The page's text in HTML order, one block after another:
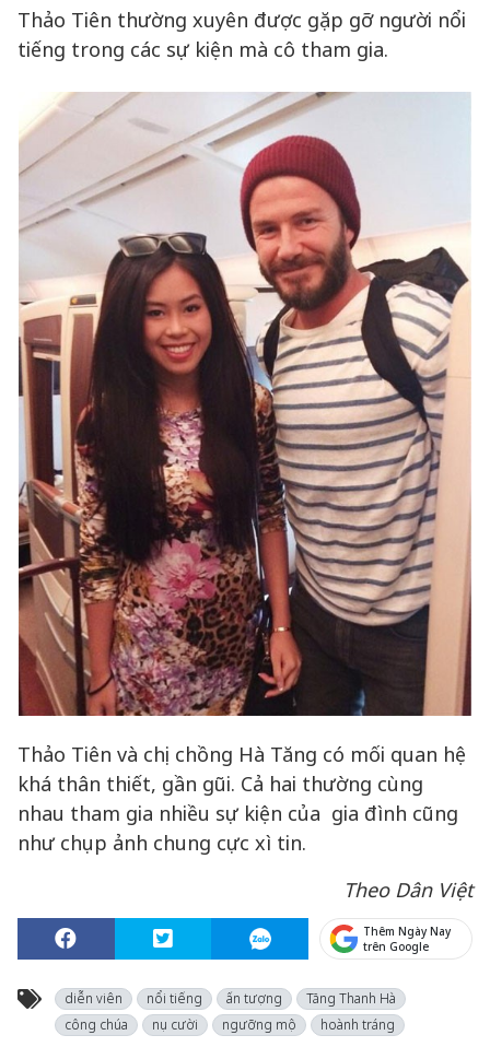
Thảo Tiên thường xuyên được gặp gỡ người nổi
tiếng trong các sự kiện mà cô tham gia.
Thảo Tiên và chị chồng Hà Tăng có mối quan hệ
khá thân thiết, gần gũi. Cả hai thường cùng
nhau tham gia nhiều sự kiện của gia đình cũng
như chụp ảnh chung cực xì tin.
Theo Dân Việt
Thêm Ngày Nay
trên Google
diễn viên nổi tiếng ấn tượng
Tăng Thanh Hà
công chúa
nụ cười ngưỡng mộ hoành tráng